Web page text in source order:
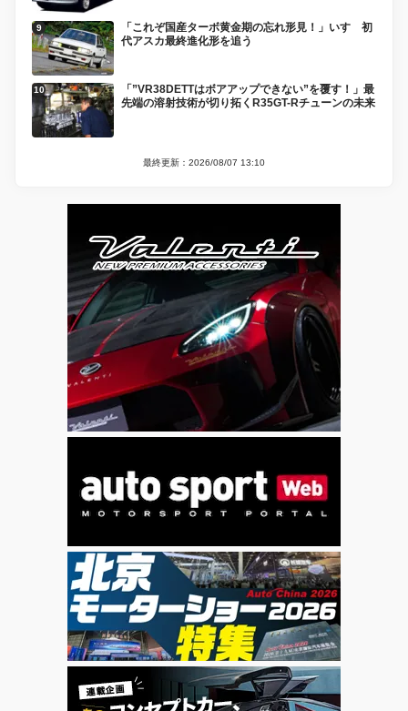
「これぞ国産ターボ黄金期の忘れ形見！」いすゞ初
代アスカ最終進化形を追う
「”VR38DETTはボアアップできない”を覆す！」最
先端の溶射技術が切り拓くR35GT-Rチューンの未来
最終更新：2026/08/07 13:10